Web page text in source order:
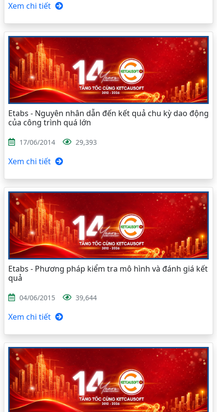
Xem chi tiết
Etabs - Nguyên nhân dẫn đến kết quả chu kỳ dao động
của công trình quá lớn
17/06/2014 29,393
Xem chi tiết
Etabs - Phương pháp kiểm tra mô hình và đánh giá kết
quả
04/06/2015 39,644
Xem chi tiết